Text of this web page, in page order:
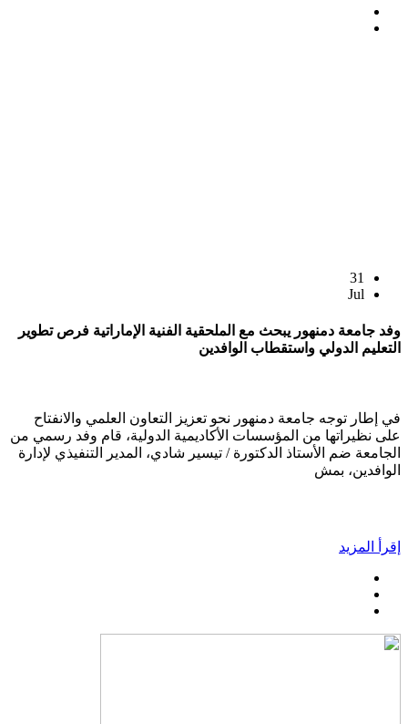
31
Jul
وفد جامعة دمنهور يبحث مع الملحقية الفنية الإماراتية فرص تطوير
التعليم الدولي واستقطاب الوافدين
في إطار توجه جامعة دمنهور نحو تعزيز التعاون العلمي والانفتاح
على نظيراتها من المؤسسات الأكاديمية الدولية، قام وفد رسمي من
الجامعة ضم الأستاذ الدكتورة / تيسير شادي، المدير التنفيذي لإدارة
الوافدين، بمش
إقرأ المزيد